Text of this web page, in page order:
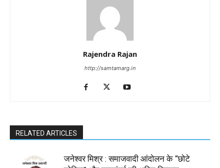
Rajendra Rajan
http://samtamarg.in
RELATED ARTICLES
जनेश्वर मिश्र : समाजवादी आंदोलन के “छोटे